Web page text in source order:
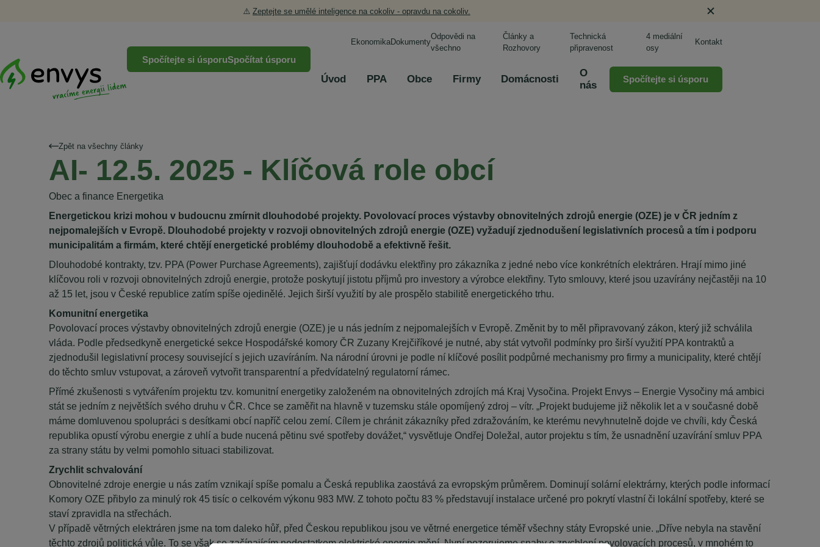
⚠️ Zeptejte se umělé inteligence na cokoliv - opravdu na cokoliv.
Spočítejte si úsporuSpočítat úsporu
EkonomikaDokumenty
Odpovědi na
všechno
Články a
Rozhovory
Technická
připravenost
4 mediální
osy
Kontakt
Úvod PPA Obce Firmy Domácnosti
O
nás
Spočítejte si úsporu
Zpět na všechny články
AI- 12.5. 2025 - Klíčová role obcí
Obec a finance Energetika
Energetickou krizi mohou v budoucnu zmírnit dlouhodobé projekty. Povolovací proces výstavby obnovitelných zdrojů energie (OZE) je v ČR jedním z
nejpomalejších v Evropě. Dlouhodobé projekty v rozvoji obnovitelných zdrojů energie (OZE) vyžadují zjednodušení legislativních procesů a tím i podporu
municipalitám a firmám, které chtějí energetické problémy dlouhodobě a efektivně řešit.
Dlouhodobé kontrakty, tzv. PPA (Power Purchase Agreements), zajišťují dodávku elektřiny pro zákazníka z jedné nebo více konkrétních elektráren. Hrají mimo jiné
klíčovou roli v rozvoji obnovitelných zdrojů energie, protože poskytují jistotu příjmů pro investory a výrobce elektřiny. Tyto smlouvy, které jsou uzavírány nejčastěji na 10
až 15 let, jsou v České republice zatím spíše ojedinělé. Jejich širší využití by ale prospělo stabilitě energetického trhu.
Komunitní energetika
Povolovací proces výstavby obnovitelných zdrojů energie (OZE) je u nás jedním z nejpomalejších v Evropě. Změnit by to měl připravovaný zákon, který již schválila
vláda. Podle předsedkyně energetické sekce Hospodářské komory ČR Zuzany Krejčiříkové je nutné, aby stát vytvořil podmínky pro širší využití PPA kontraktů a
zjednodušil legislativní procesy související s jejich uzavíráním. Na národní úrovni je podle ní klíčové posílit podpůrné mechanismy pro firmy a municipality, které chtějí
do těchto smluv vstupovat, a zároveň vytvořit transparentní a předvídatelný regulatorní rámec.
Přímé zkušenosti s vytvářením projektu tzv. komunitní energetiky založeném na obnovitelných zdrojích má Kraj Vysočina. Projekt Envys – Energie Vysočiny má ambici
stát se jedním z největších svého druhu v ČR. Chce se zaměřit na hlavně v tuzemsku stále opomíjený zdroj – vítr. „Projekt budujeme již několik let a v současné době
máme domluvenou spolupráci s desítkami obcí napříč celou zemí. Cílem je chránit zákazníky před zdražováním, ke kterému nevyhnutelně dojde ve chvíli, kdy Česká
republika opustí výrobu energie z uhlí a bude nucená pětinu své spotřeby dovážet,“ vysvětluje Ondřej Doležal, autor projektu s tím, že usnadnění uzavírání smluv PPA
za strany státu by velmi pomohlo situaci stabilizovat.
Zrychlit schvalování
Obnovitelné zdroje energie u nás zatím vznikají spíše pomalu a Česká republika zaostává za evropským průměrem. Dominují solární elektrárny, kterých podle informací
Komory OZE přibylo za minulý rok 45 tisíc o celkovém výkonu 983 MW. Z tohoto počtu 83 % představují instalace určené pro pokrytí vlastní či lokální spotřeby, které se
staví zpravidla na střechách.
V případě větrných elektráren jsme na tom daleko hůř, před Českou republikou jsou ve větrné energetice téměř všechny státy Evropské unie. „Dříve nebyla na stavění
těchto zdrojů politická vůle. To se však se začínajícím nedostatkem elektrické energie mění. Nyní pozorujeme snahy o zrychlení povolovacích procesů, v mnohém to